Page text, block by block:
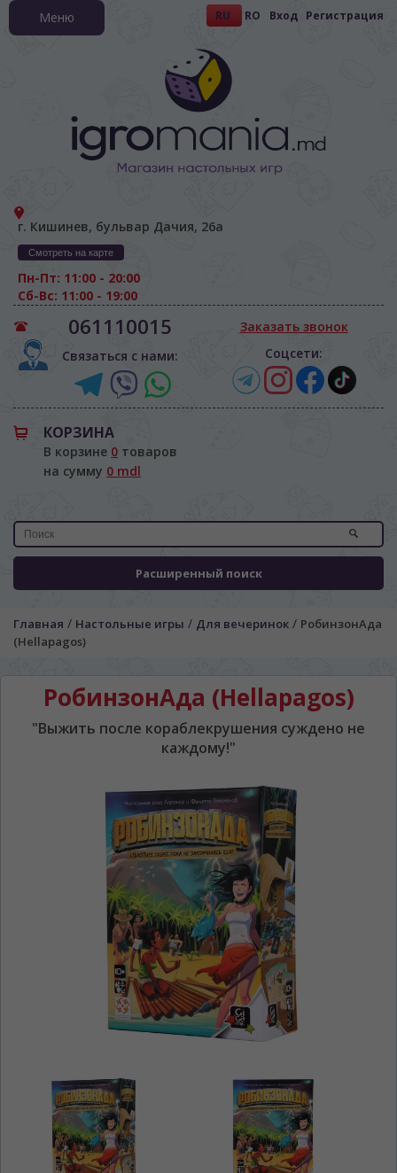
RU RO Вход Регистрация
г. Кишинев, бульвар Дачия, 26а
Смотреть на карте
Пн-Пт: 11:00 - 20:00
Сб-Вс: 11:00 - 19:00
061110015
Связаться с нами:
Заказать звонок
Соцсети:
КОРЗИНА
В корзине 0 товаров
на сумму 0 mdl
Расширенный поиск
Меню
Главная / Настольные игры / Для вечеринок / РобинзонАда
(Hellapagos)
РобинзонАда (Hellapagos)
"Выжить после кораблекрушения суждено не
каждому!"
ЯЗЫК САЙТА / LIMBA SITE-ULUI
На каком языке Вы хотите
просматривать наш сайт?
În ce limbă ați dori să vedeți site-ul nostru?
Vă vom deranja doar o singură dată, apoi vă
vom salva alegerea limbii.
Если вы хотите переключить язык
сайта, то это можно всегда сделать в
правом верхнем углу страницы.